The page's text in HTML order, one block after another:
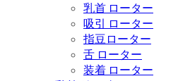
乳首 ローター
吸引 ローター
指豆ローター
舌 ローター
装着 ローター